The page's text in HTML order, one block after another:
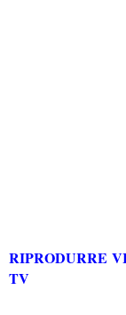
RIPRODURRE
TV